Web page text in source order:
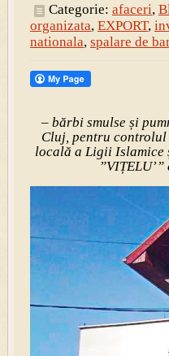
Categorie: afaceri,
organizata, EXPORT,
nationala, spalare de
– bărbi smulse și
Cluj, pentru
locală a Ligii Islamice